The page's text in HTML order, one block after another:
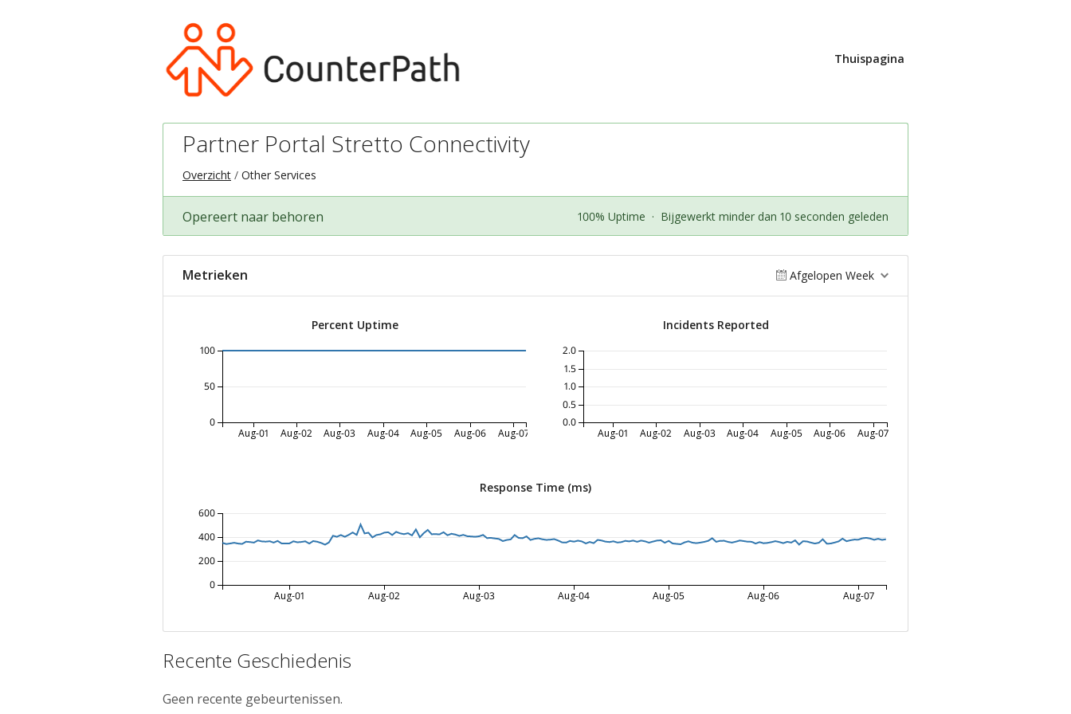
Thuispagina
Partner Portal Stretto Connectivity
Overzicht Other Services
Opereert naar behoren 100% Uptime · Bijgewerkt minder dan 10 seconden geleden
Metrieken Afgelopen Week
Percent Uptime
Aug-01 Aug-02 Aug-03 Aug-04 Aug-05 Aug-06 Aug-07
0
50
100
Incidents Reported
Aug-01 Aug-02 Aug-03 Aug-04 Aug-05 Aug-06 Aug-07
0.0
0.5
1.0
1.5
2.0
Response Time (ms)
Aug-01 Aug-02 Aug-03 Aug-04 Aug-05 Aug-06 Aug-07
0
200
400
600
Recente Geschiedenis
Geen recente gebeurtenissen.